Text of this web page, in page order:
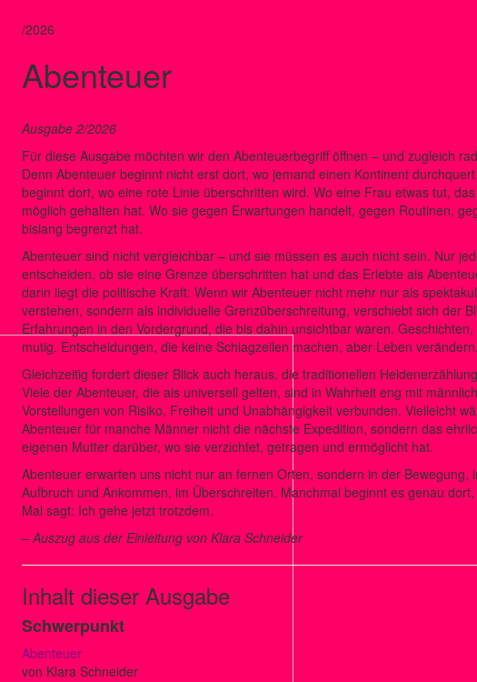
/2026
Abenteuer
Ausgabe 2/2026
Für diese Ausgabe möchten wir den Abenteuerbegriff öffnen – und zugleich
Denn Abenteuer beginnt nicht erst dort, wo jemand einen Kontinent
beginnt dort, wo eine rote Linie überschritten wird. Wo eine Frau etwas tut,
möglich gehalten hat. Wo sie gegen Erwartungen handelt, gegen Routinen,
bislang begrenzt hat.
Abenteuer sind nicht vergleichbar – und sie müssen es auch nicht sein. Nur
entscheiden, ob sie eine Grenze überschritten hat und das Erlebte als
darin liegt die politische Kraft: Wenn wir Abenteuer nicht mehr nur als
verstehen, sondern als individuelle Grenzüberschreitung, verschiebt sich der
Erfahrungen in den Vordergrund, die bis dahin unsichtbar waren.
mutig. Entscheidungen, die keine Schlagzeilen machen, aber Leben verändern.
Gleichzeitig fordert dieser Blick auch heraus, die traditionellen
Viele der Abenteuer, die als universell gelten, sind in Wahrheit eng mit
Vorstellungen von Risiko, Freiheit und Unabhängigkeit verbunden. Vielleicht
Abenteuer für manche Männer nicht die nächste Expedition, sondern das
eigenen Mutter darüber, wo sie verzichtet, getragen und ermöglicht hat.
Abenteuer erwarten uns nicht nur an fernen Orten, sondern in der Bewegung,
Aufbruch und Ankommen, im Überschreiten. Manchmal beginnt es genau
Mal sagt: Ich gehe jetzt trotzdem.
–Auszug aus der Einleitung von Klara Schneider
Inhalt dieser Ausgabe
Schwerpunkt
Abenteuer
von Klara Schneider